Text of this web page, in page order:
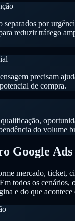
separados por
reduzir tráfego
precisam
de compra.
do volume
Google
mercado, ticket,
todos os cenários,
e do que acontece